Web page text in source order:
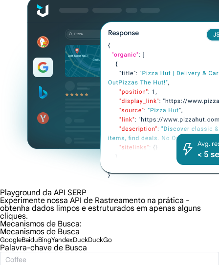
Playground da API SERP
Experimente nossa API de Rastreamento na prática -
obtenha dados limpos e estruturados em apenas alguns
cliques.
Mecanismos de Busca:
Mecanismos de Busca
GoogleBaiduBingYandexDuckDuckGo
Palavra-chave de Busca